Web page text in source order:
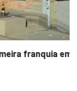
em Salto